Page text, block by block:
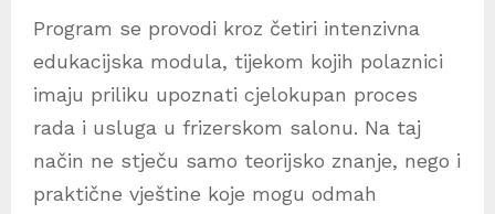
Program se provodi kroz četiri intenzivna
edukacijska modula, tijekom kojih polaznici
imaju priliku upoznati cjelokupan proces
rada i usluga u frizerskom salonu. Na taj
način ne stječu samo teorijsko znanje, nego i
praktične vještine koje mogu odmah